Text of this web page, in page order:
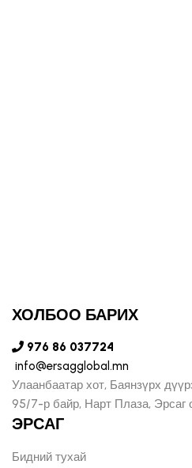
ХОЛБОО БАРИХ
976 86 037724
info@ersagglobal.mn
Улаанбаатар хот, Баянзүрх
95/7-р байр, Нарт Плаза, Эрсаг
ЭРСАГ
Бидний тухай